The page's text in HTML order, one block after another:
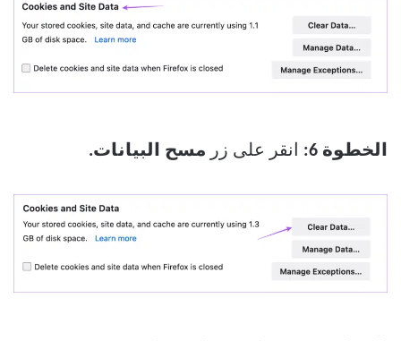
الخطوة 6: انقر على زر مسح البيانات.